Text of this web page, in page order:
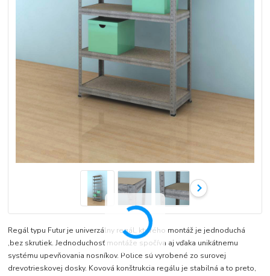
Regál typu Futur je univerzálny regál, ktorého montáž je jednoduchá
,bez skrutiek. Jednoduchosť montáže spočíva aj vďaka unikátnemu
systému upevňovania nosníkov. Police sú vyrobené zo surovej
drevotrieskovej dosky. Kovová konštrukcia regálu je stabilná a to preto,